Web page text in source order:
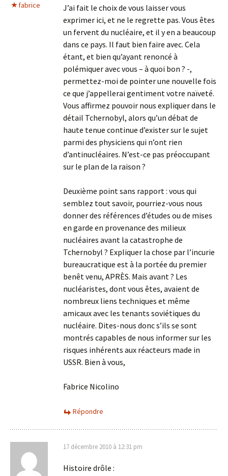
fabrice
J’ai fait le choix de vous laisser vous
exprimer ici, et ne le regrette pas. Vous êtes
un fervent du nucléaire, et il y en a beaucoup
dans ce pays. Il faut bien faire avec. Cela
étant, et bien qu’ayant renoncé à
polémiquer avec vous – à quoi bon ? -,
permettez-moi de pointer une nouvelle fois
ce que j’appellerai gentiment votre naïveté.
Vous affirmez pouvoir nous expliquer dans le
détail Tchernobyl, alors qu’un débat de
haute tenue continue d’exister sur le sujet
parmi des physiciens qui n’ont rien
d’antinucléaires. N’est-ce pas préoccupant
sur le plan de la raison ?
Deuxième point sans rapport : vous qui
semblez tout savoir, pourriez-vous nous
donner des références d’études ou de mises
en garde en provenance des milieux
nucléaires avant la catastrophe de
Tchernobyl ? Expliquer la chose par l’incurie
bureaucratique est à la portée du premier
benêt venu, APRÈS. Mais avant ? Les
nucléaristes, dont vous êtes, avaient de
nombreux liens techniques et même
amicaux avec les tenants soviétiques du
nucléaire. Dites-nous donc s’ils se sont
montrés capables de nous informer sur les
risques inhérents aux réacteurs made in
USSR. Bien à vous,
Fabrice Nicolino
Répondre
17 décembre 2010 à 12:31 pm
Histoire drôle :